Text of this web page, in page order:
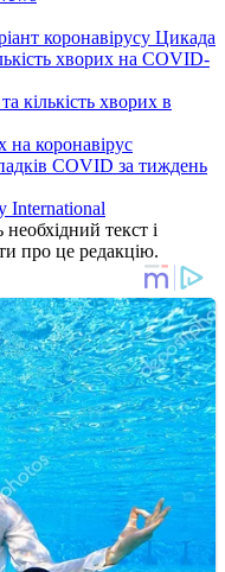
коронавірусу Цикада
хворих на COVID-
кількість хворих в
на коронавірус
COVID за тиждень
International
текст і
про це редакцію.